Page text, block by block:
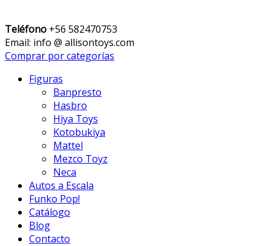
Teléfono +56 582470753
Email: info @ allisontoys.com
Comprar por categorías
Figuras
Banpresto
Hasbro
Hiya Toys
Kotobukiya
Mattel
Mezco Toyz
Neca
Autos a Escala
Funko Pop!
Catálogo
Blog
Contacto